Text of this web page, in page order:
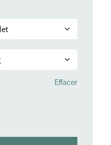
Effacer